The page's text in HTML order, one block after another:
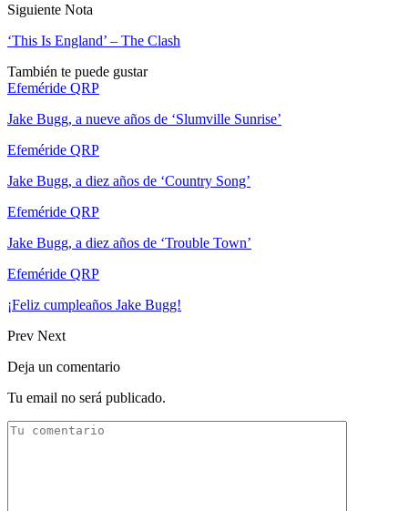
Siguiente Nota
‘This Is England’ – The Clash
También te puede gustar
Efeméride QRP
Jake Bugg, a nueve años de ‘Slumville Sunrise’
Efeméride QRP
Jake Bugg, a diez años de ‘Country Song’
Efeméride QRP
Jake Bugg, a diez años de ‘Trouble Town’
Efeméride QRP
¡Feliz cumpleaños Jake Bugg!
Prev Next
Deja un comentario
Tu email no será publicado.